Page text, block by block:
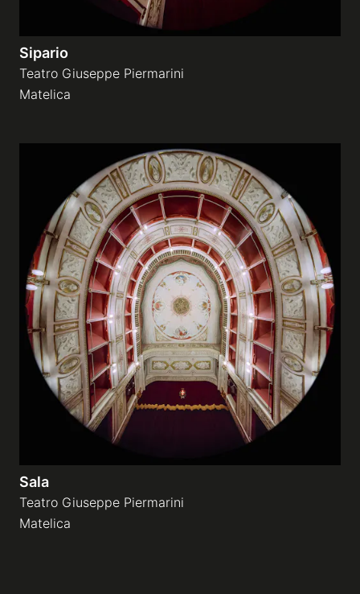
Mostre
Sipario
Teatro Giuseppe Piermarini
Matelica
Sala
Teatro Giuseppe Piermarini
Matelica